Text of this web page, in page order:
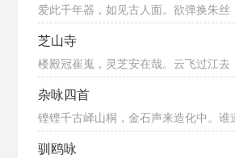
爱此千年器，如见古人面。欲弹换朱
芝山寺
楼殿冠崔嵬，灵芝安在哉。云飞过江
杂咏四首
铿铿千古峄山桐，金石声来造化中。谁
驯鸥咏